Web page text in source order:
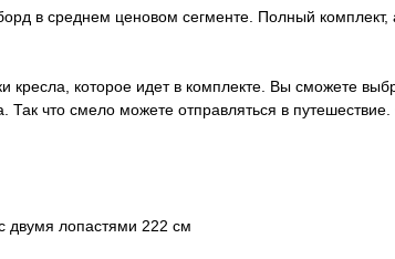
в среднем ценовом сегменте. Полный комплект,
которое идет в комплекте. Вы сможете
что смело можете отправляться в
двумя лопастями 222 см